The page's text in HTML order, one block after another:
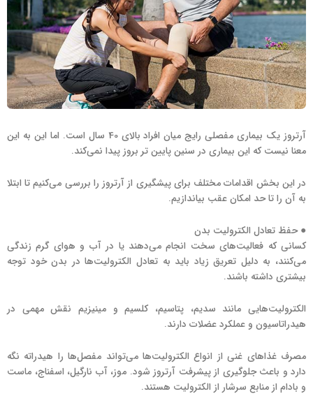
آرتروز یک بیماری مفصلی رایج میان افراد بالای 40 سال است. اما این به این
معنا نیست که این بیماری در سنین پایین تر بروز پیدا نمی‌کند.
در این بخش اقدامات مختلف برای پیشگیری از آرتروز را بررسی می‌کنیم تا ابتلا
به آن را تا حد امکان عقب بیاندازیم.
● حفظ تعادل الکترولیت بدن
کسانی که فعالیت‌های سخت انجام می‌دهند یا در آب و هوای گرم زندگی
می‌کنند، به دلیل تعریق زیاد باید به تعادل الکترولیت‌ها در بدن خود توجه
بیشتری داشته باشند.
الکترولیت‌هایی مانند سدیم، پتاسیم، کلسیم و مینیزیم نقش مهمی در
هیدراتاسیون و عملکرد عضلات دارند.
مصرف غذاهای غنی از انواع الکترولیت‌ها می‌تواند مفصل‌ها را هیدراته نگه
دارد و باعث جلوگیری از پیشرفت آرتروز شود. موز، آب نارگیل، اسفناج، ماست
و بادام از منابع سرشار از الکترولیت هستند.